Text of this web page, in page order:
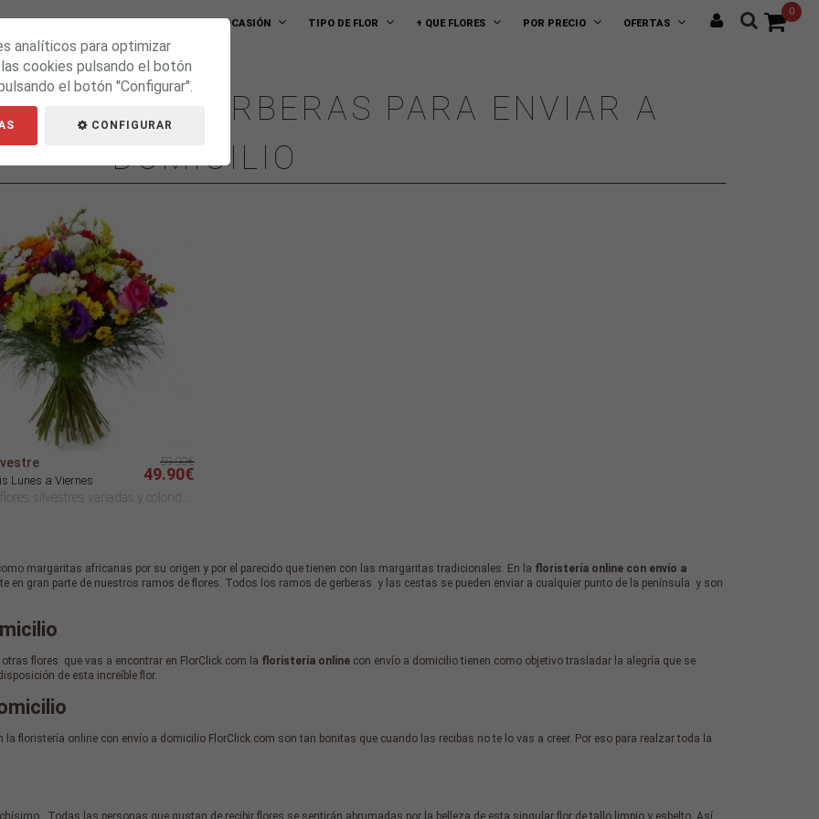
OCASIÓN TIPO DE FLOR + QUE FLORES POR PRECIO OFERTAS
0
CON GERBERAS PARA ENVIAR A
DOMICILIO
Lunes a Viernes
59.90€
49.90€
margaritas africanas por su origen y por el parecido que tienen con las margaritas tradicionales. En la floristería online con envío a
en gran parte de nuestros ramos de flores. Todos los ramos de gerberas y las cestas se pueden enviar a cualquier punto de la península y son
flores que vas a encontrar en FlorClick.com la floristería online con envío a domicilio tienen como objetivo trasladar la alegría que se
de esta increíble flor.
la floristería online con envío a domicilio FlorClick.com son tan bonitas que cuando las recibas no te lo vas a creer. Por eso para realzar toda la
Todas las personas que gustan de recibir flores se sentirán abrumadas por la belleza de esta singular flor de tallo limpio y esbelto. Así
analíticos para optimizar
cookies pulsando el botón
el botón "Configurar".
CONFIGURAR